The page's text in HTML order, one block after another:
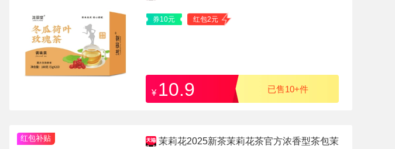
券10元 红包2元
¥ 10.9 已售10+件
红包补贴
茉莉花2025新茶茉莉花茶官方浓香型茶包茉